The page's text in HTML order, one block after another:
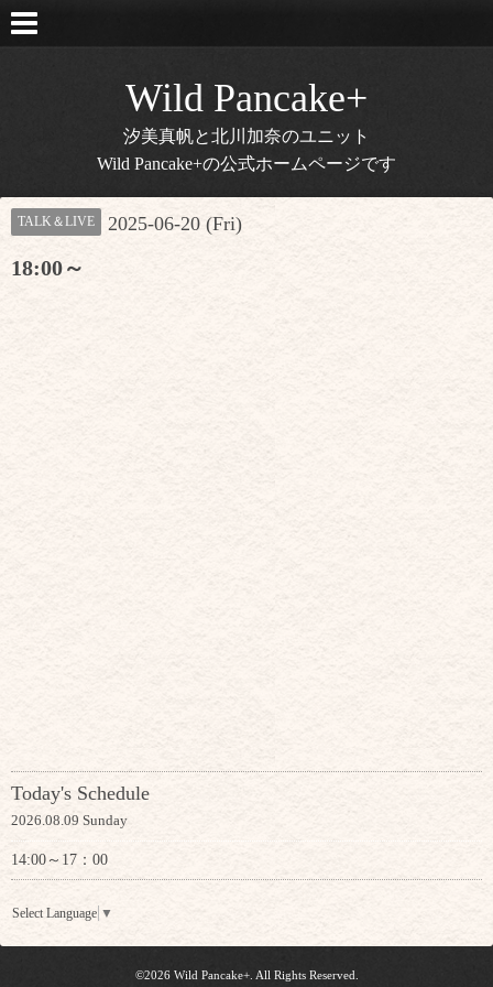
Wild Pancake+
汐美真帆と北川加奈のユニット
Wild Pancake+の公式ホームページです
TALK＆LIVE 2025-06-20 (Fri)
18:00～
Today's Schedule
2026.08.09 Sunday
14:00～17：00
Select Language ▼
©2026 Wild Pancake+. All Rights Reserved.